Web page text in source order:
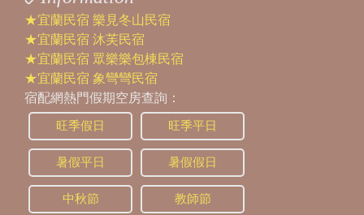
★宜蘭民宿 樂見冬山民宿
★宜蘭民宿 沐芙民宿
★宜蘭民宿 眾樂樂包棟民宿
★宜蘭民宿 象彎彎民宿
宿配網熱門假期空房查詢：
旺季假日 旺季平日
暑假平日 暑假假日
中秋節 教師節